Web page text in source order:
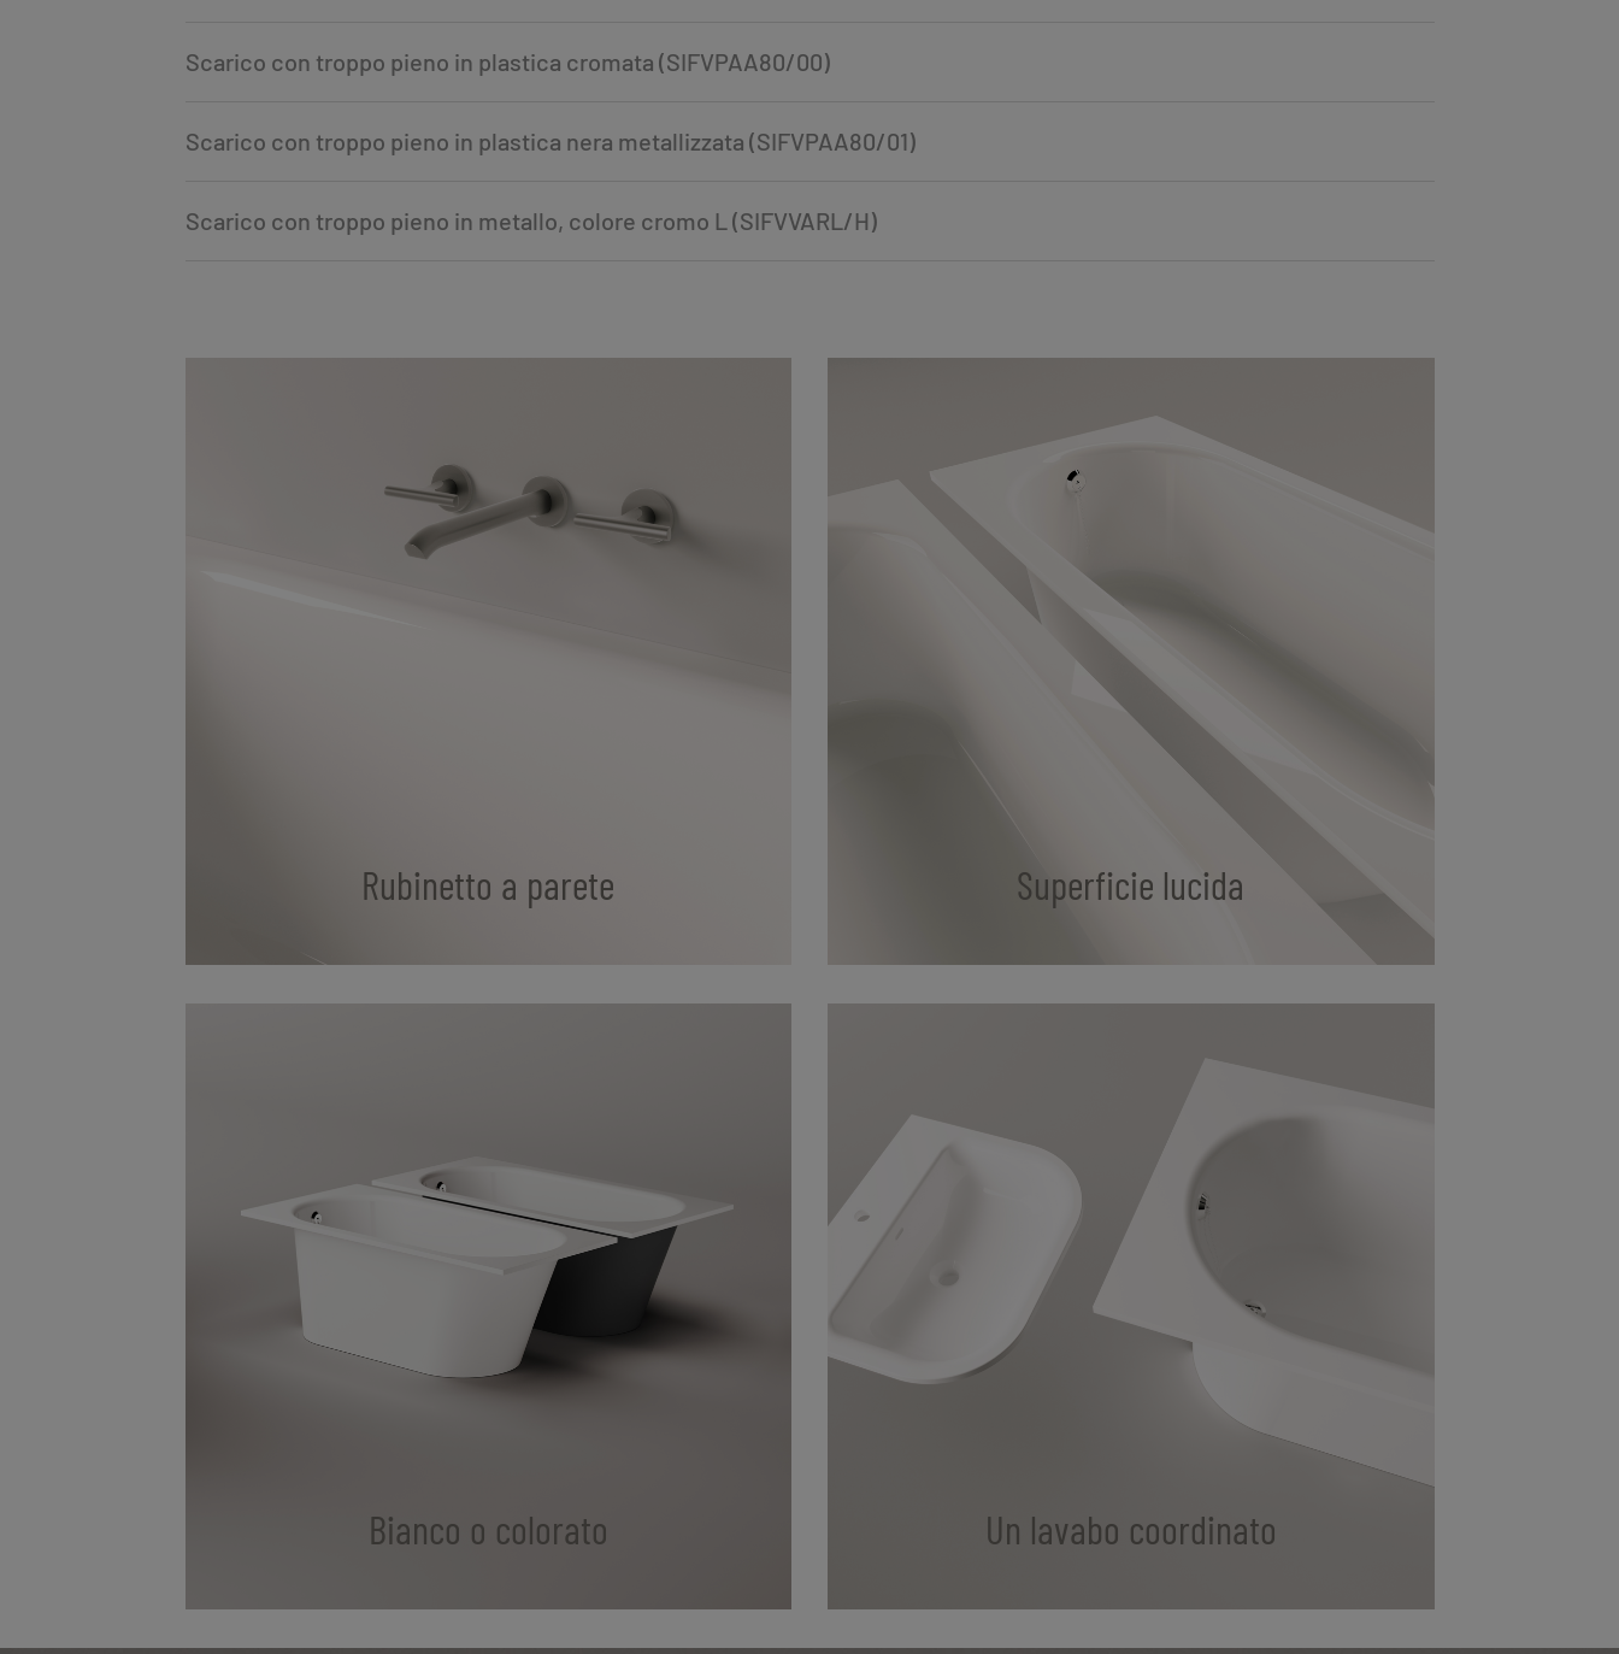
Scarico con troppo pieno in plastica cromata (SIFVPAA80/00)
Scarico con troppo pieno in plastica nera metallizzata (SIFVPAA80/01)
Scarico con troppo pieno in metallo, colore cromo L (SIFVVARL/H)
Rubinetto a parete Superficie lucida
Bianco o colorato Un lavabo coordinato